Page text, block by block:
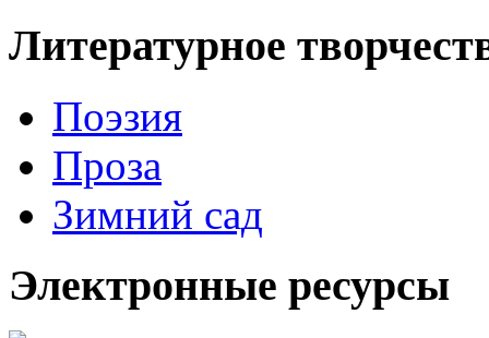
Литературное
Поэзия
Проза
Зимний сад
Электронные ресурсы